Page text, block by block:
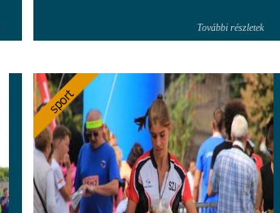
További részletek